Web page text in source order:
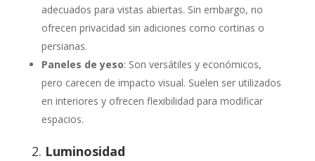
adecuados para vistas abiertas. Sin embargo, no
ofrecen privacidad sin adiciones como cortinas o
persianas.
Paneles de yeso: Son versátiles y económicos,
pero carecen de impacto visual. Suelen ser utilizados
en interiores y ofrecen flexibilidad para modificar
espacios.
2. Luminosidad